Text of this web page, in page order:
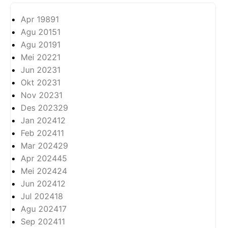
Apr 19891
Agu 20151
Agu 20191
Mei 20221
Jun 20231
Okt 20231
Nov 20231
Des 202329
Jan 202412
Feb 202411
Mar 202429
Apr 202445
Mei 202424
Jun 202412
Jul 202418
Agu 202417
Sep 202411